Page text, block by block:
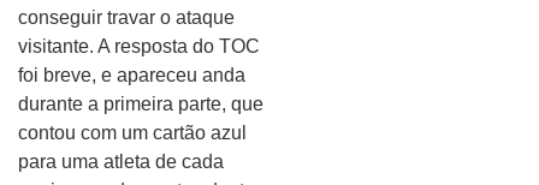
conseguir travar o ataque
visitante. A resposta do TOC
foi breve, e apareceu anda
durante a primeira parte, que
contou com um cartão azul
para uma atleta de cada